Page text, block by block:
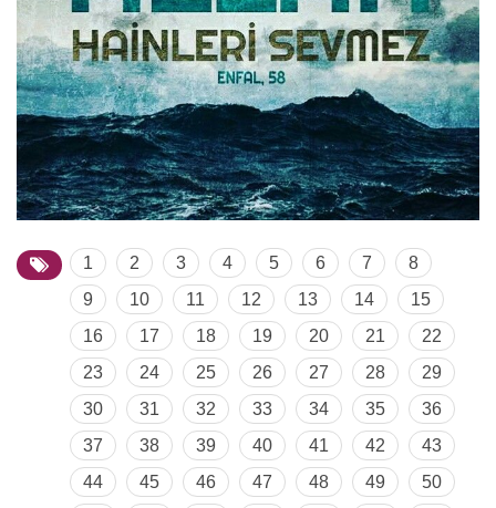
1 2 3 4 5 6 7
8
9
10 11 12 13 14
15
16
17 18 19 20 21
22
23
24 25 26 27 28
29
30
31 32 33 34 35
36
37
38 39 40 41 42
43
44
45 46 47 48 49
50